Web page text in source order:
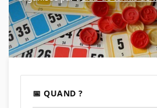
📅 QUAND ?